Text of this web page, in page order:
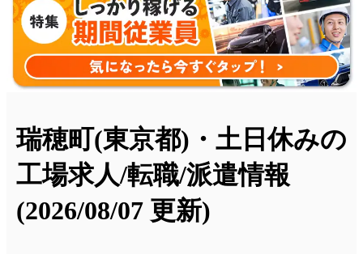
瑞穂町(東京都)・土日休みの
工場求人/転職/派遣情報
(2026/08/07 更新)